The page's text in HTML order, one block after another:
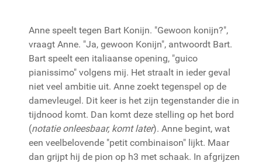
Anne speelt tegen Bart Konijn. "Gewoon konijn?",
vraagt Anne. "Ja, gewoon Konijn", antwoordt Bart.
Bart speelt een italiaanse opening, "guico
pianissimo" volgens mij. Het straalt in ieder geval
niet veel ambitie uit. Anne zoekt tegenspel op de
damevleugel. Dit keer is het zijn tegenstander die in
tijdnood komt. Dan komt deze stelling op het bord
(notatie onleesbaar, komt later). Anne begint, wat
een veelbelovende "petit combinaison" lijkt. Maar
dan grijpt hij de pion op h3 met schaak. In afgrijzen